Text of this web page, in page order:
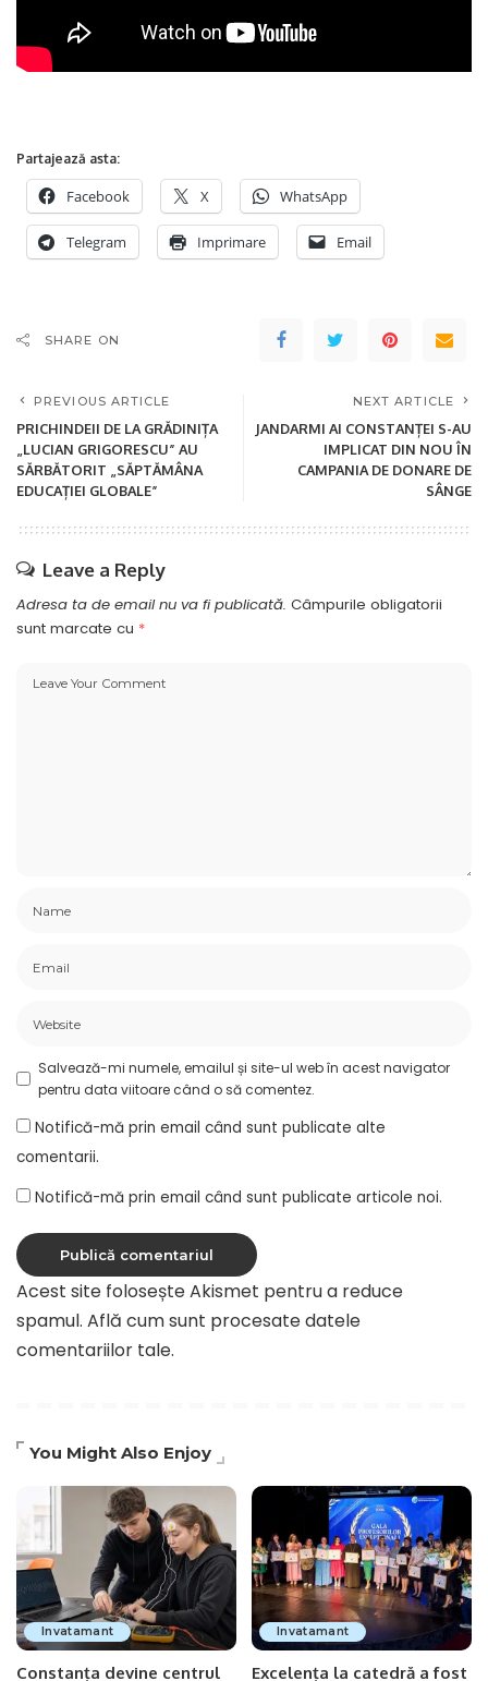
Partajează asta:
Facebook X WhatsApp
Telegram Imprimare Email
SHARE ON
PREVIOUS ARTICLE
PRICHINDEII DE LA GRĂDINIȚA
„LUCIAN GRIGORESCU” AU
SĂRBĂTORIT „SĂPTĂMÂNA
EDUCAȚIEI GLOBALE”
NEXT ARTICLE
JANDARMI AI CONSTANȚEI S-AU
IMPLICAT DIN NOU ÎN
CAMPANIA DE DONARE DE
SÂNGE
Leave a Reply
Adresa ta de email nu va fi publicată. Câmpurile obligatorii
sunt marcate cu *
Salvează-mi numele, emailul și site-ul web în acest navigator
pentru data viitoare când o să comentez.
Notifică-mă prin email când sunt publicate alte
comentarii.
Notifică-mă prin email când sunt publicate articole noi.
Acest site folosește Akismet pentru a reduce
spamul. Află cum sunt procesate datele
comentariilor tale.
You Might Also Enjoy
Invatamant
Constanța devine centrul
Invatamant
Excelența la catedră a fost